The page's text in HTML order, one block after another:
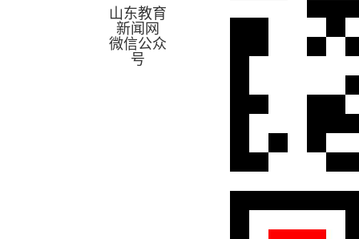
山东教育
新闻网
微信公众
号